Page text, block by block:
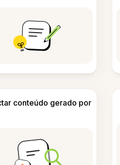
conteúdo gerado por